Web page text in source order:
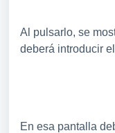
Al pulsarlo, se
deberá introducir
En esa pantalla